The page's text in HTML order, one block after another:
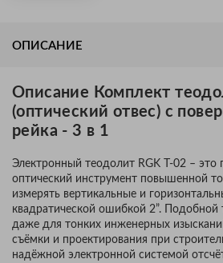
ОПИСАНИЕ
Описание Комплект
(оптический отвес) с
рейка - 3 в 1
Электронный теодолит RGK T-02 – это
оптический инструмент повышенной
измерять вертикальные и
квадратической ошибкой 2”. Подобной
даже для тонких инженерных
съёмки и проектирования при
надёжной электронной системой